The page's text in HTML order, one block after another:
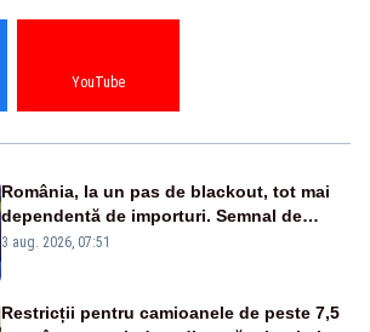
YouTube
România, la un pas de blackout, tot mai
dependentă de importuri. Semnal de
alarmă tras de un expert în energie
3 aug. 2026, 07:51
Restricții pentru camioanele de peste 7,5